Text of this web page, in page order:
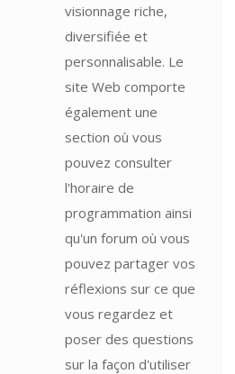
visionnage riche,
diversifiée et
personnalisable. Le
site Web comporte
également une
section où vous
pouvez consulter
l'horaire de
programmation ainsi
qu'un forum où vous
pouvez partager vos
réflexions sur ce que
vous regardez et
poser des questions
sur la façon d'utiliser